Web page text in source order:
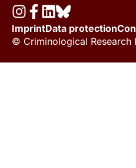
ImprintData protection
© Criminological Research